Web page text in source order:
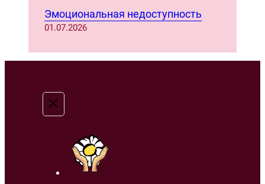
Эмоциональная недоступность
01.07.2026